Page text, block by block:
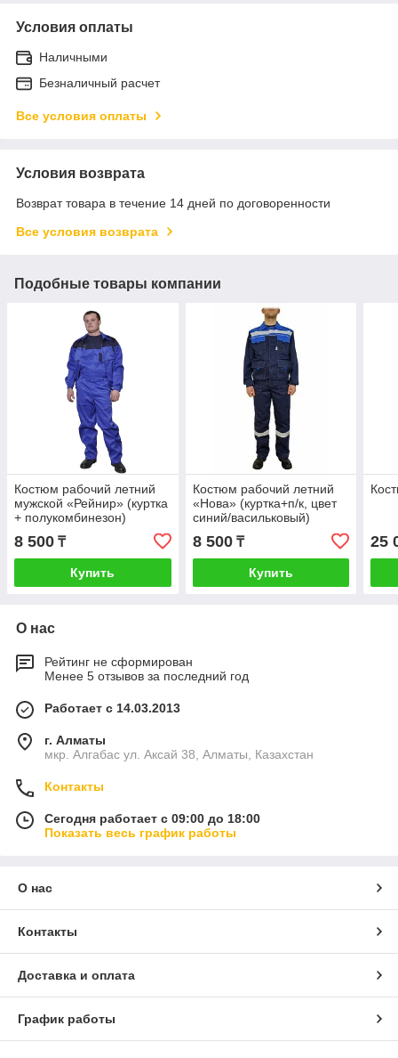
Условия оплаты
Наличными
Безналичный расчет
Все условия оплаты
Условия возврата
Возврат товара в течение 14 дней по договоренности
Все условия возврата
Подобные товары компании
Костюм рабочий летний
мужской «Рейнир» (куртка
+ полукомбинезон)
8 500 ₸
Купить
Костюм рабочий летний
«Нова» (куртка+п/к, цвет
синий/васильковый)
8 500₸
Купить
25
О нас
Рейтинг не сформирован
Менее 5 отзывов за последний год
Работает с 14.03.2013
г. Алматы
мкр. Алгабас ул. Аксай 38, Алматы, Казахстан
Контакты
Сегодня работает с 09:00 до 18:00
Показать весь график работы
О нас
Контакты
Доставка и оплата
График работы